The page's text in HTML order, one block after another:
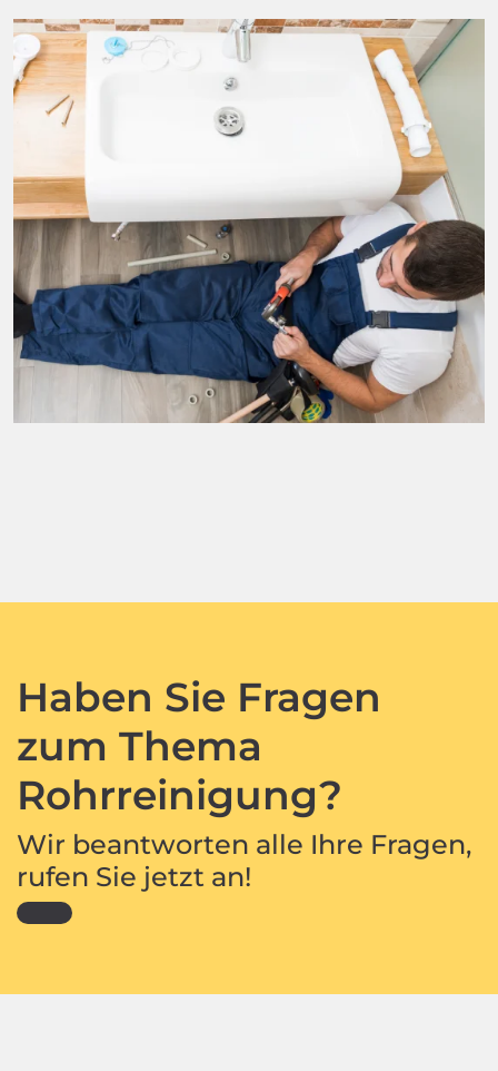
Haben Sie Fragen
zum Thema
Rohrreinigung?
Wir beantworten alle Ihre Fragen,
rufen Sie jetzt an!